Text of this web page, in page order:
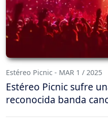
Estéreo Picnic - MAR 1 / 2025
Estéreo Picnic sufre
reconocida banda